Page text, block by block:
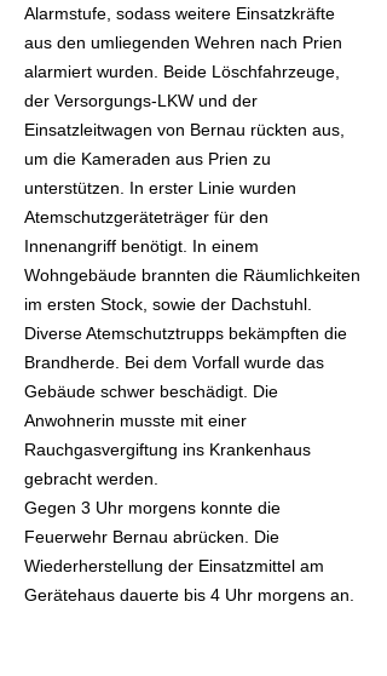
Alarmstufe, sodass weitere Einsatzkräfte
aus den umliegenden Wehren nach Prien
alarmiert wurden. Beide Löschfahrzeuge,
der Versorgungs-LKW und der
Einsatzleitwagen von Bernau rückten aus,
um die Kameraden aus Prien zu
unterstützen. In erster Linie wurden
Atemschutzgeräteträger für den
Innenangriff benötigt. In einem
Wohngebäude brannten die Räumlichkeiten
im ersten Stock, sowie der Dachstuhl.
Diverse Atemschutztrupps bekämpften die
Brandherde. Bei dem Vorfall wurde das
Gebäude schwer beschädigt. Die
Anwohnerin musste mit einer
Rauchgasvergiftung ins Krankenhaus
gebracht werden.
Gegen 3 Uhr morgens konnte die
Feuerwehr Bernau abrücken. Die
Wiederherstellung der Einsatzmittel am
Gerätehaus dauerte bis 4 Uhr morgens an.